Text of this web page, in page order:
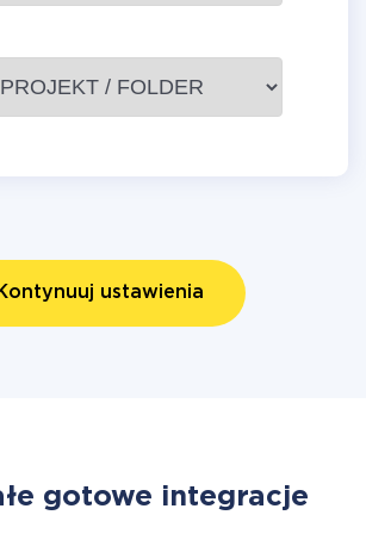
Kontynuuj ustawienia
gotowe integracje